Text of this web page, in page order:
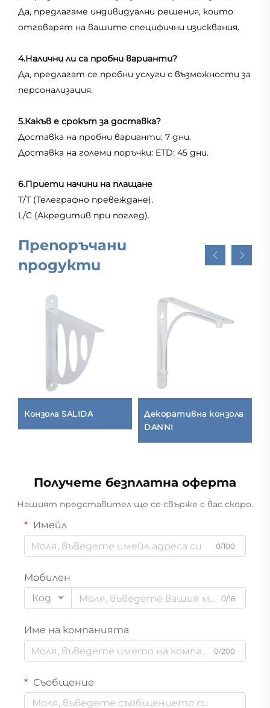
Да, предлагаме индивидуални решения, които
отговарят на вашите специфични изисквания.
4.Налични ли са пробни варианти?
Да, предлагат се пробни услуги с възможности за
персонализация.
5.Какъв е срокът за доставка?
Доставка на пробни варианти: 7 дни.
Доставка на големи поръчки: ETD: 45 дни.
6.Приети начини на плащане
T/T (Телеграфно превеждане).
L/C (Акредитив при поглед).
Препоръчани
продукти
Конзола SALIDA
Декоративна конзола
DANNI
Получете безплатна оферта
Нашият представител ще се свърже с вас скоро.
Имейл
0/100
Мобилен
Код
0/16
Име на компанията
0/200
Съобщение